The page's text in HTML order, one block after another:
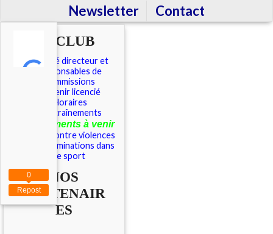
Newsletter
Contact
LE CLUB
Comité directeur et
responsables de
commissions
Devenir licencié
Horaires
d'entraînements
vénements à venir
Outils contre violences
et discriminations dans
le sport
NOS
PARTENAIR
ES
Repost
0